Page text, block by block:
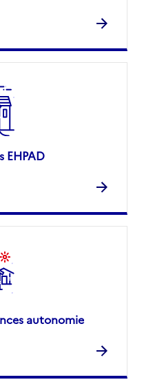
EHPAD
autonomie